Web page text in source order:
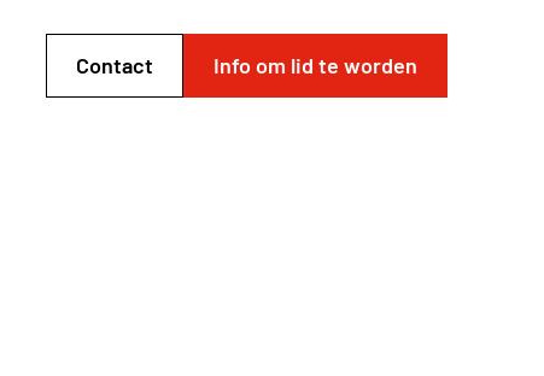
Contact Info om lid te worden